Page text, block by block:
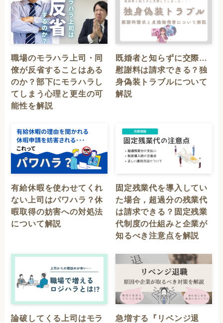
職場のモラハラ上司・同
僚が反省することはある
のか？部下にモラハラし
てしまう心理と更生の可
能性を解説
既婚者と知らずに交際…
慰謝料は請求できる？独
身偽装トラブルについて
解説
有給休暇を使わせてくれ
ない上司はパワハラ？休
暇取得の妨害への対処法
について解説
固定残業代を導入してい
た場合，超過分の残業代
は請求できる？固定残業
代制度の仕組みと企業が
知るべき注意点を解説
論破してくる上司はモラ
急増する『リベンジ退